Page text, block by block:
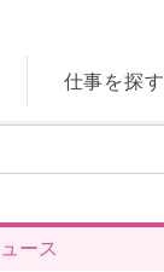
仕事を探す
ース